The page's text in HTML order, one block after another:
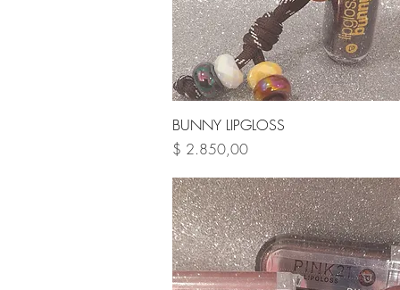
Vista rápida
BUNNY LIPGLOSS
Precio
$ 2.850,00